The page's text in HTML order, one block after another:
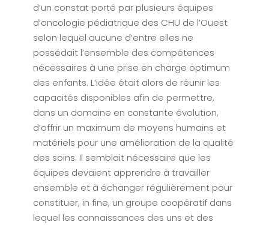
d’un constat porté par plusieurs équipes
d’oncologie pédiatrique des CHU de l’Ouest
selon lequel aucune d’entre elles ne
possédait l’ensemble des compétences
nécessaires à une prise en charge optimum
des enfants. L’idée était alors de réunir les
capacités disponibles afin de permettre,
dans un domaine en constante évolution,
d’offrir un maximum de moyens humains et
matériels pour une amélioration de la qualité
des soins. Il semblait nécessaire que les
équipes devaient apprendre à travailler
ensemble et à échanger régulièrement pour
constituer, in fine, un groupe coopératif dans
lequel les connaissances des uns et des